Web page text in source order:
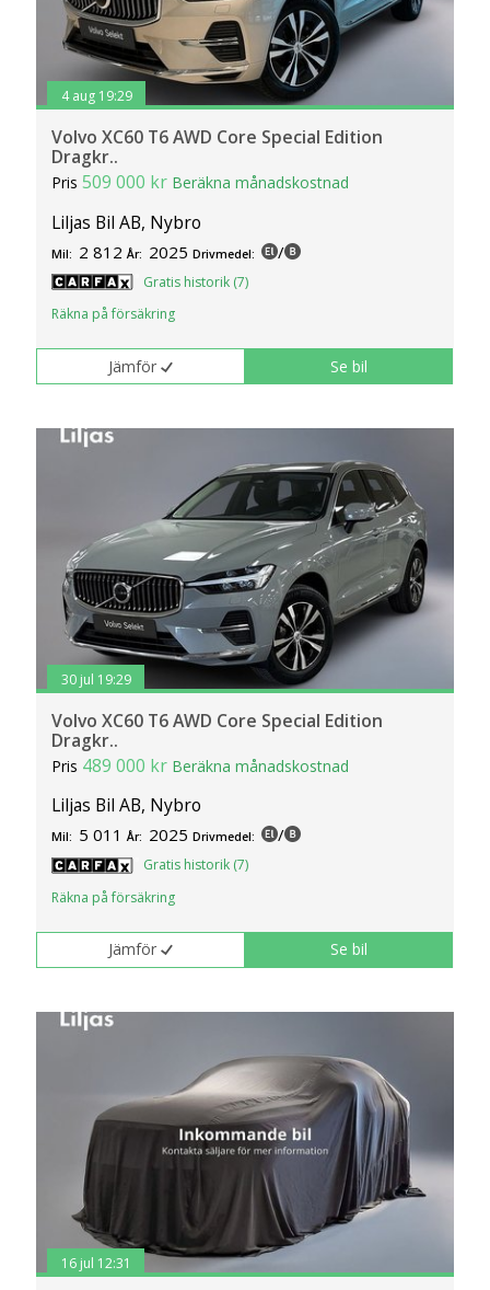
4 aug 19:29
Volvo XC60 T6 AWD Core Special Edition
Dragkr..
Pris509 000 kr Beräkna månadskostnad
Liljas Bil AB, Nybro
Mil: 2 812 År: 2025 Drivmedel: /
Gratis historik (7)
Räkna på försäkring
Jämför Se bil
30 jul 19:29
Volvo XC60 T6 AWD Core Special Edition
Dragkr..
Pris 489 000 kr Beräkna månadskostnad
Liljas Bil AB, Nybro
Mil: 5 011 År: 2025 Drivmedel: /
Gratis historik (7)
Räkna på försäkring
Jämför Se bil
16 jul 12:31